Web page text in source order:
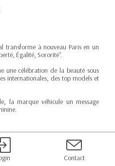
transforme à nouveau Paris en un
Égalité, Sororité".
une célébration de la beauté sous
internationales, des top models et
la marque véhicule un message
Contact